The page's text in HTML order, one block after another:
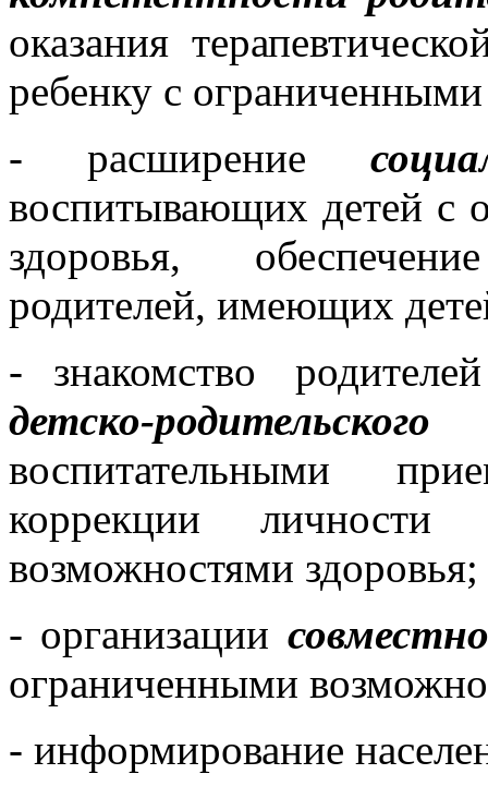
оказания
ребенку с
- расширение
воспитывающих детей с
здоровья,
родителей, имеющих
- знакомство
детско-
воспитательными
коррекции личности
возможностями здоровья;
- организации
ограниченными
- информирование